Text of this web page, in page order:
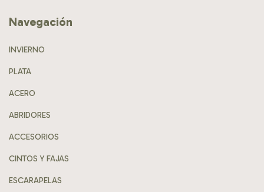
Navegación
INVIERNO
PLATA
ACERO
ABRIDORES
ACCESORIOS
CINTOS Y FAJAS
ESCARAPELAS